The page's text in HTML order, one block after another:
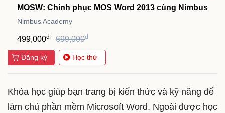
MOSW: Chinh phục MOS Word 2013 cùng Nimbus
Nimbus Academy
499,000đ 699,000đ
Đăng ký Học thử
Khóa học giúp bạn trang bị kiến thức và kỹ năng để
làm chủ phần mềm Microsoft Word. Ngoài được học